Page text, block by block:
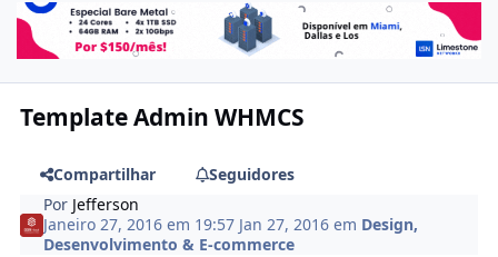
Template Admin WHMCS
Compartilhar
Seguidores
Por Jefferson
Janeiro 27, 2016 em 19:57 Jan 27, 2016 em Design,
Desenvolvimento & E-commerce